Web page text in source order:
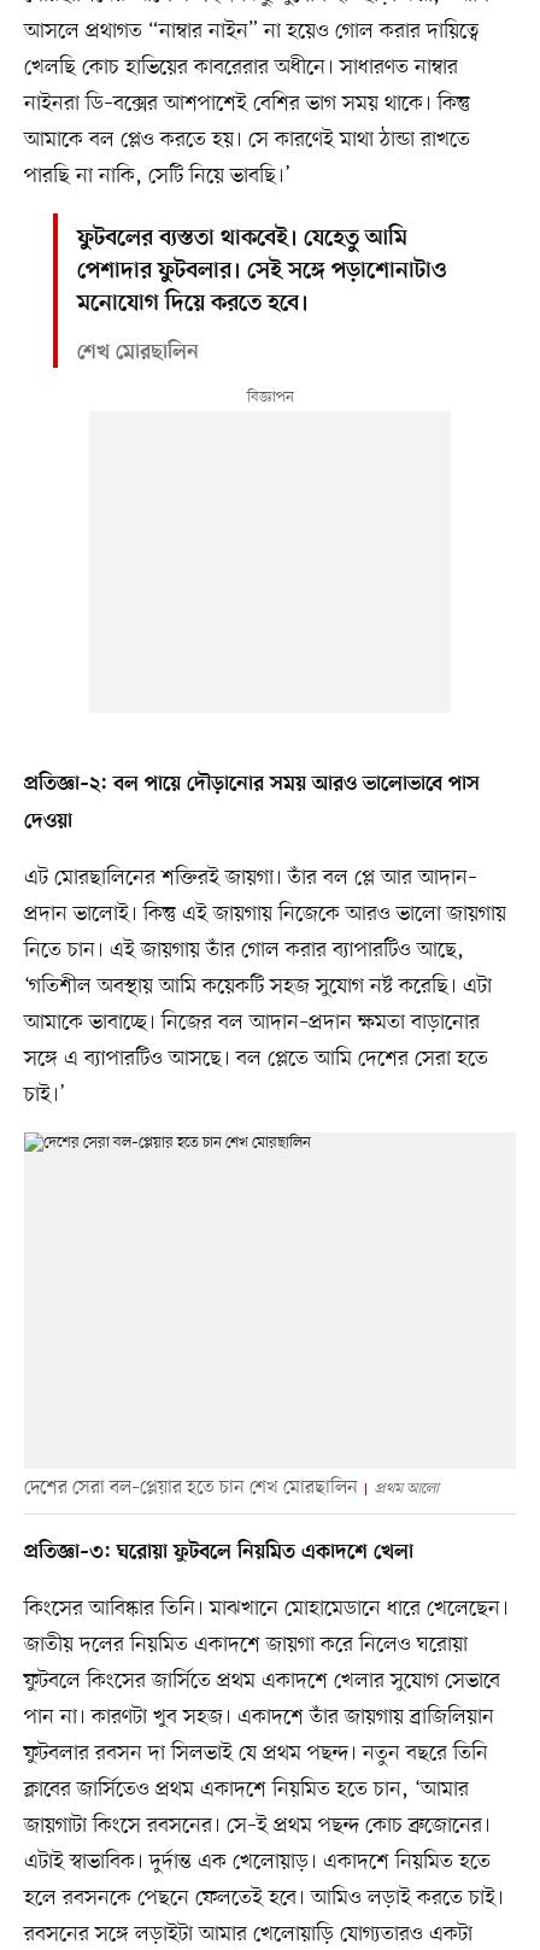
আসলে প্রথাগত “নাম্বার নাইন” না হয়েও গোল করার দায়িত্বে
খেলছি কোচ হাভিয়ের কাবরেরার অধীনে। সাধারণত নাম্বার
নাইনরা ডি–বক্সের আশপাশেই বেশির ভাগ সময় থাকে। কিন্তু
আমাকে বল প্লেও করতে হয়। সে কারণেই মাথা ঠান্ডা রাখতে
পারছি না নাকি, সেটি নিয়ে ভাবছি।’
ফুটবলের ব্যস্ততা থাকবেই। যেহেতু আমি
পেশাদার ফুটবলার। সেই সঙ্গে পড়াশোনাটাও
মনোযোগ দিয়ে করতে হবে।
শেখ মোরছালিন
প্রতিজ্ঞা–২: বল পায়ে দৌড়ানোর সময় আরও ভালোভাবে পাস
দেওয়া
এট মোরছালিনের শক্তিরই জায়গা। তাঁর বল প্লে আর আদান–
প্রদান ভালোই। কিন্তু এই জায়গায় নিজেকে আরও ভালো জায়গায়
নিতে চান। এই জায়গায় তাঁর গোল করার ব্যাপারটিও আছে,
‘গতিশীল অবস্থায় আমি কয়েকটি সহজ সুযোগ নষ্ট করেছি। এটা
আমাকে ভাবাচ্ছে। নিজের বল আদান–প্রদান ক্ষমতা বাড়ানোর
সঙ্গে এ ব্যাপারটিও আসছে। বল প্লেতে আমি দেশের সেরা হতে
চাই।’
দেশের সেরা বল–প্লেয়ার হতে চান শেখ মোরছালিন প্রথম আলো
প্রতিজ্ঞা–৩: ঘরোয়া ফুটবলে নিয়মিত একাদশে খেলা
কিংসের আবিষ্কার তিনি। মাঝখানে মোহামেডানে ধারে খেলেছেন।
জাতীয় দলের নিয়মিত একাদশে জায়গা করে নিলেও ঘরোয়া
ফুটবলে কিংসের জার্সিতে প্রথম একাদশে খেলার সুযোগ সেভাবে
পান না। কারণটা খুব সহজ। একাদশে তাঁর জায়গায় ব্রাজিলিয়ান
ফুটবলার রবসন দা সিলভাই যে প্রথম পছন্দ। নতুন বছরে তিনি
ক্লাবের জার্সিতেও প্রথম একাদশে নিয়মিত হতে চান, ‘আমার
জায়গাটা কিংসে রবসনের। সে–ই প্রথম পছন্দ কোচ ব্রুজোনের।
এটাই স্বাভাবিক। দুর্দান্ত এক খেলোয়াড়। একাদশে নিয়মিত হতে
হলে রবসনকে পেছনে ফেলতেই হবে। আমিও লড়াই করতে চাই।
রবসনের সঙ্গে লড়াইটা আমার খেলোয়াড়ি যোগ্যতারও একটা